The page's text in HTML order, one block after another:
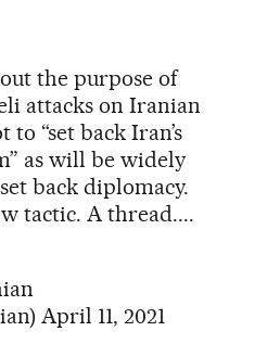
the purpose of
attacks on Iranian
“set back Iran’s
as will be widely
back diplomacy.
tactic. A thread....
April 11, 2021